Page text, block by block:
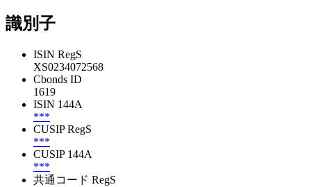
識別子
ISIN RegS
XS0234072568
Cbonds ID
1619
ISIN 144A
***
CUSIP RegS
***
CUSIP 144A
***
共通コード RegS